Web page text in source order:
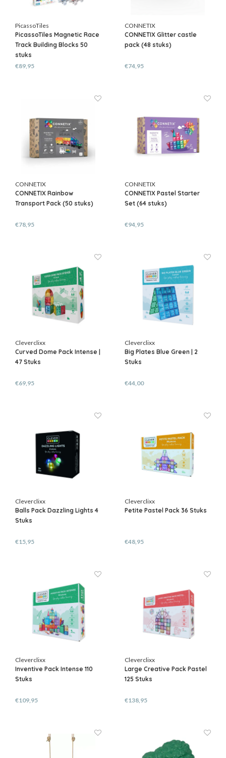
PicassoTiles
PicassoTiles Magnetic Race
Track Building Blocks 50
stuks
€89,95
CONNETIX
CONNETIX Glitter castle
pack (48 stuks)
€74,95
CONNETIX
CONNETIX Rainbow
Transport Pack (50 stuks)
€78,95
CONNETIX
CONNETIX Pastel Starter
Set (64 stuks)
€94,95
Cleverclixx
Curved Dome Pack Intense |
47 Stuks
€69,95
Cleverclixx
Big Plates Blue Green | 2
Stuks
€44,00
Cleverclixx
Balls Pack Dazzling Lights 4
Stuks
€15,95
Cleverclixx
Petite Pastel Pack 36 Stuks
€48,95
Cleverclixx
Inventive Pack Intense 110
Stuks
€109,95
Cleverclixx
Large Creative Pack Pastel
125 Stuks
€138,95